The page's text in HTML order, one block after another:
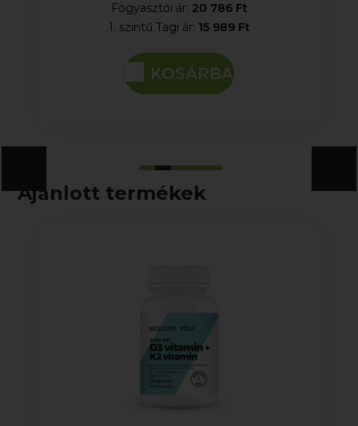
Fogyasztói ár: 20 786 Ft
1. szintű Tagi ár: 15 989 Ft
KOSÁRBA
Ajánlott termékek